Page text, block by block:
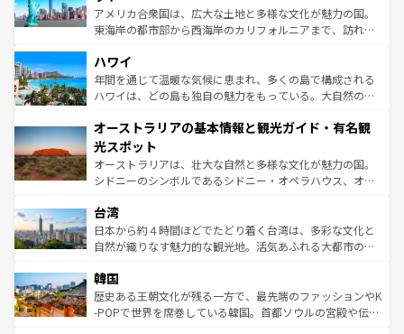
ことができる。国民の所得が高いため物価も高いが、旅行
者向けの交通パス提供のサービスもあり、うまく活用すれ
着のスイス情報は
アメリカ合衆国は、広大な土地と多様な文化が魅力の国。
東海岸の都市部から西海岸のカリフォルニアまで、訪れる
のような巨大都市は、観光、ショッピング、エンターテイ
ンメントが詰まった刺激的なスポットだ。一方、アメリカ
西部には大自然が広がり、グランドキャニオンやイエロー
部のニューオーリンズでは、音楽と美食が融合した独特の
文化が魅力。旅行者はアメリカの各地域で異なる魅力を楽
しみながら、その多様性と豊かな歴史を感じることができ
るだろう。車でのロードトリップや列車の旅も、アメリカ
情報は
ハワイ
年間を通じて温暖な気候に恵まれ、多くの島で構成される
ハワイは、どの島も独自の魅力をもっている。大自然の神
ワイ島は見逃せない。また、定番の観光地といえばオアフ
島だが、静かな自然を求めるならマウイ島やカウアイ島が
おすすめ。エメラルドグリーンに輝く海をはじめ、豊かな
文化や歴史が息づいている。「アロハスピリット」と呼ば
人々、おいしいローカルフードやハワイアンミュージッ
ク、伝統的なフラダンスなど、すべてがハワイの魅力を彩
っている。訪れるたびに新しい発見と感動が待っているハ
はコンテンツ一覧
オーストラリアの基本情報と観光ガイド・有名観
光スポット
オーストラリアは、壮大な自然と多様な文化が魅力の国。
シドニーのシンボルであるシドニー・オペラハウス、オー
リアリーフや大陸中央部にそびえるウルル（エアーズロッ
ク）、タスマニアの美しい原生林やケアンズの熱帯雨林な
ど、見どころがたくさん。また、カフェやワイン、オージ
いる。アクティビティも充実しており、サーフィンやダイ
ビング、ハイキングなど、アウトドア好きにはたまらな
い。オーストラリアの多彩な魅力を存分に味わいつくそ
台湾
日本から約４時間ほどでたどり着く台湾は、多彩な文化と
自然が織りなす魅力的な観光地。活気あふれる大都市の台
ン）、静ひつな山岳地帯である台湾東部など、都市の喧騒
と山間の静けさが共存しており、訪れる人に新しい発見と
驚きをもたらしてくれる。また、奥深い台湾の食文化も魅
韓国
歴史ある王朝文化が残る一方で、最先端のファッションやK
-POPで世界を席巻している韓国。首都ソウルの宮殿や伝統